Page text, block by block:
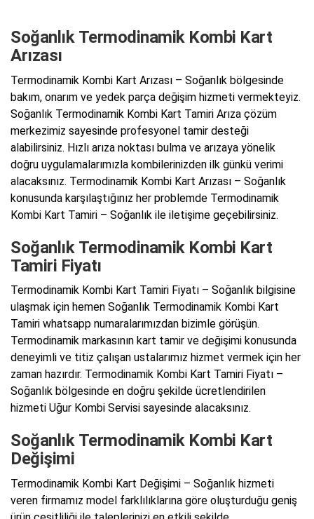
Soğanlık Termodinamik Kombi Kart
Arızası
Termodinamik Kombi Kart Arızası – Soğanlık bölgesinde
bakım, onarım ve yedek parça değişim hizmeti vermekteyiz.
Soğanlık Termodinamik Kombi Kart Tamiri Arıza çözüm
merkezimiz sayesinde profesyonel tamir desteği
alabilirsiniz. Hızlı arıza noktası bulma ve arızaya yönelik
doğru uygulamalarımızla kombilerinizden ilk günkü verimi
alacaksınız. Termodinamik Kombi Kart Arızası – Soğanlık
konusunda karşılaştığınız her problemde Termodinamik
Kombi Kart Tamiri – Soğanlık ile iletişime geçebilirsiniz.
Soğanlık Termodinamik Kombi Kart
Tamiri Fiyatı
Termodinamik Kombi Kart Tamiri Fiyatı – Soğanlık bilgisine
ulaşmak için hemen Soğanlık Termodinamik Kombi Kart
Tamiri whatsapp numaralarımızdan bizimle görüşün.
Termodinamik markasının kart tamir ve değişimi konusunda
deneyimli ve titiz çalışan ustalarımız hizmet vermek için her
zaman hazırdır. Termodinamik Kombi Kart Tamiri Fiyatı –
Soğanlık bölgesinde en doğru şekilde ücretlendirilen
hizmeti Uğur Kombi Servisi sayesinde alacaksınız.
Soğanlık Termodinamik Kombi Kart
Değişimi
Termodinamik Kombi Kart Değişimi – Soğanlık hizmeti
veren firmamız model farklılıklarına göre oluşturduğu geniş